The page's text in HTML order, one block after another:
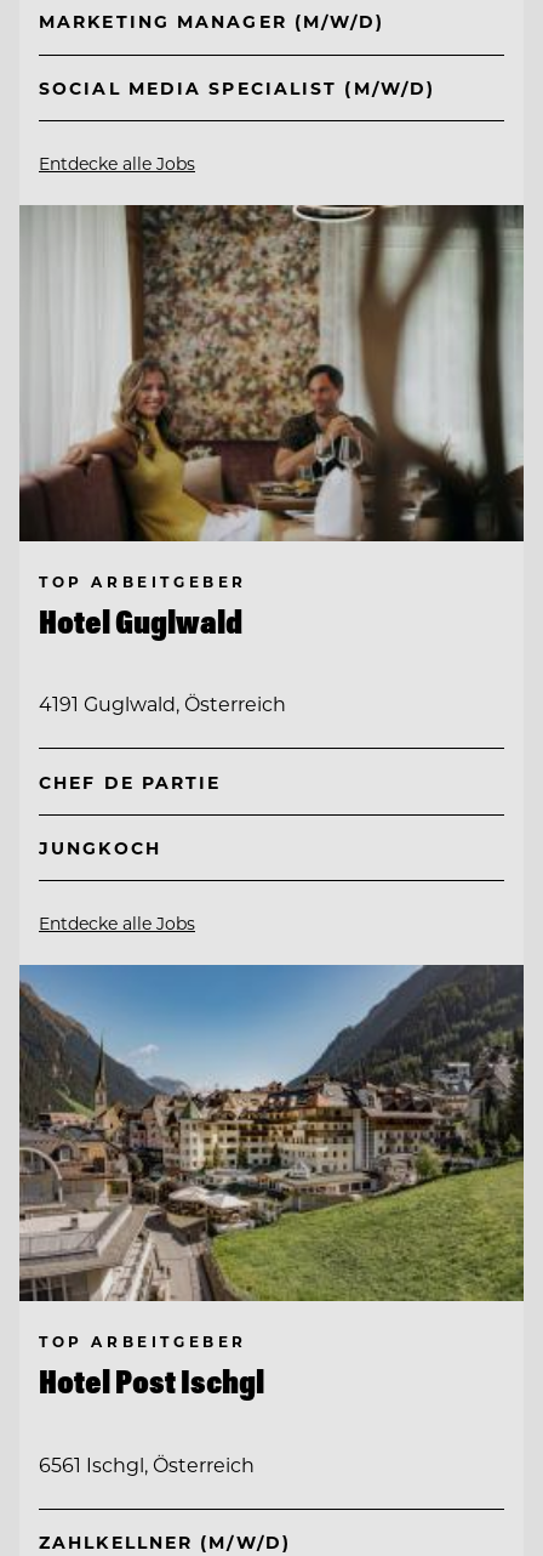
MARKETING MANAGER (M/W/D)
SOCIAL MEDIA SPECIALIST (M/W/D)
Entdecke alle Jobs
TOP ARBEITGEBER
Hotel Guglwald
4191 Guglwald, Österreich
CHEF DE PARTIE
JUNGKOCH
Entdecke alle Jobs
TOP ARBEITGEBER
Hotel Post Ischgl
6561 Ischgl, Österreich
ZAHLKELLNER (M/W/D)